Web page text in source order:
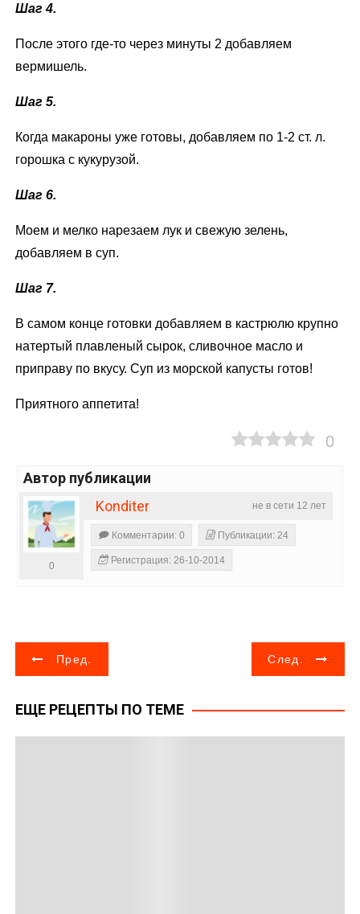
Шаг 4.
После этого где-то через минуты 2 добавляем
вермишель.
Шаг 5.
Когда макароны уже готовы, добавляем по 1-2 ст. л.
горошка с кукурузой.
Шаг 6.
Моем и мелко нарезаем лук и свежую зелень,
добавляем в суп.
Шаг 7.
В самом конце готовки добавляем в кастрюлю крупно
натертый плавленый сырок, сливочное масло и
приправу по вкусу. Суп из морской капусты готов!
Приятного аппетита!
0
Автор публикации
не в сети 12 лет
Konditer
0
Комментарии: 0 Публикации: 24
Регистрация: 26-10-2014
Н
в
Пред. След.
ЕЩЕ РЕЦЕПТЫ ПО ТЕМЕ